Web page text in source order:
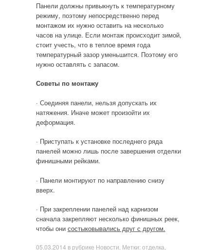
Панели должны привыкнуть к температурному
режиму, поэтому непосредственно перед
монтажом их нужно оставить на несколько
часов на улице. Если монтаж происходит зимой,
стоит учесть, что в теплое время года
температурный зазор уменьшится. Поэтому его
нужно оставлять с запасом.
Советы по монтажу
· Соединяя панели, нельзя допускать их
натяжения. Иначе может произойти их
деформация.
· Приступать к установке последнего ряда
панелей можно лишь после завершения отделки
финишными рейками.
· Панели монтируют по направлению снизу
вверх.
· При закреплении панелей над карнизом
сначала закрепляют несколько финишных реек,
чтобы они состыковывались друг с другом.
05.03.2014 в рубрике Новости . Метки:отделка